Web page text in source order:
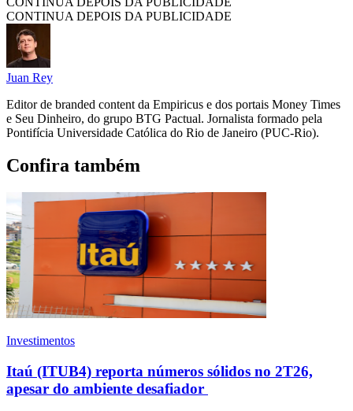
CONTINUA DEPOIS DA PUBLICIDADE
Juan Rey
Editor de branded content da Empiricus e dos portais Money Times
e Seu Dinheiro, do grupo BTG Pactual. Jornalista formado pela
Pontifícia Universidade Católica do Rio de Janeiro (PUC-Rio).
Confira também
Investimentos
Itaú (ITUB4) reporta números sólidos no 2T26,
apesar do ambiente desafiador